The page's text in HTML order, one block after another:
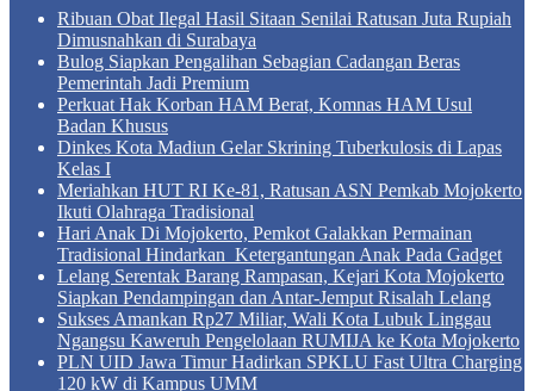
Ribuan Obat Ilegal Hasil Sitaan Senilai Ratusan Juta Rupiah
Dimusnahkan di Surabaya
Bulog Siapkan Pengalihan Sebagian Cadangan Beras
Pemerintah Jadi Premium
Perkuat Hak Korban HAM Berat, Komnas HAM Usul
Badan Khusus
Dinkes Kota Madiun Gelar Skrining Tuberkulosis di Lapas
Kelas I
Meriahkan HUT RI Ke-81, Ratusan ASN Pemkab Mojokerto
Ikuti Olahraga Tradisional
Hari Anak Di Mojokerto, Pemkot Galakkan Permainan
Tradisional Hindarkan Ketergantungan Anak Pada Gadget
Lelang Serentak Barang Rampasan, Kejari Kota Mojokerto
Siapkan Pendampingan dan Antar-Jemput Risalah Lelang
Sukses Amankan Rp27 Miliar, Wali Kota Lubuk Linggau
Ngangsu Kaweruh Pengelolaan RUMIJA ke Kota Mojokerto
PLN UID Jawa Timur Hadirkan SPKLU Fast Ultra Charging
120 kW di Kampus UMM